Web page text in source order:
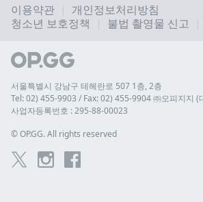
이용약관
개인정보처리방침
청소년 보호정책
불법 촬영물 신고
서울특별시 강남구 테헤란로 507 1층, 2층
Tel: 02) 455-9903 / Fax: 02) 455-9904 ㈜오피지지 (
사업자등록번호 : 295-88-00023
© OP.GG. All rights reserved